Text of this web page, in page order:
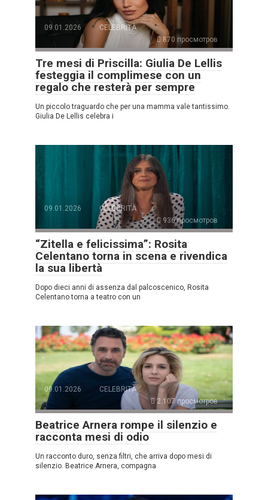
09.01.2026
CELEBRITÀ
870 просмотров
Tre mesi di Priscilla: Giulia De Lellis
festeggia il complimese con un
regalo che resterà per sempre
Un piccolo traguardo che per una mamma vale tantissimo.
Giulia De Lellis celebra i
09.01.2026
CELEBRITÀ
936 просмотров
“Zitella e felicissima”: Rosita
Celentano torna in scena e rivendica
la sua libertà
Dopo dieci anni di assenza dal palcoscenico, Rosita
Celentano torna a teatro con un
09.01.2026
CELEBRITÀ
2.107 просмотров
Beatrice Arnera rompe il silenzio e
racconta mesi di odio
Un racconto duro, senza filtri, che arriva dopo mesi di
silenzio. Beatrice Arnera, compagna